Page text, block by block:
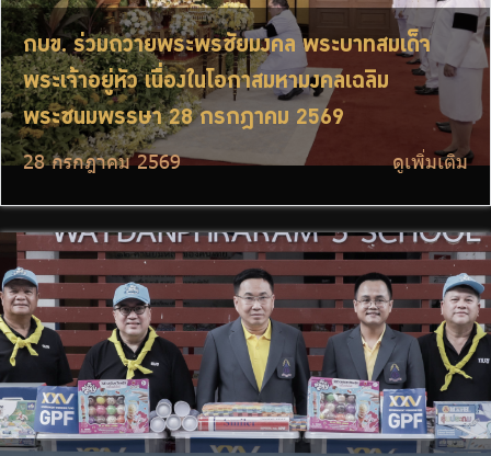
กบข. ร่วมถวายพระพรชัยมงคล พระบาทสมเด็จ
พระเจ้าอยู่หัว เนื่องในโอกาสมหามงคลเฉลิม
พระชนมพรรษา 28 กรกฎาคม 2569
28 กรกฎาคม 2569 ดูเพิ่มเติม